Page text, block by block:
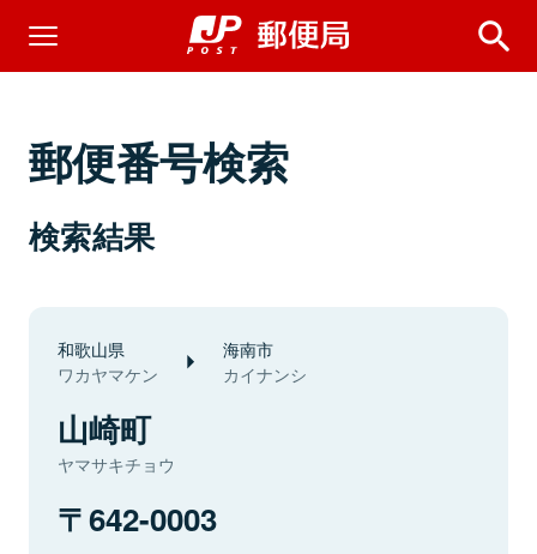
郵便番号検索
検索結果
和歌山県
ワカヤマケン
海南市
カイナンシ
山崎町
ヤマサキチョウ
642-0003